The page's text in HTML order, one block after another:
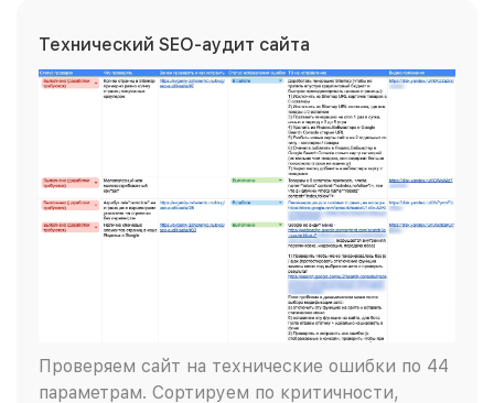
Технический SEO-аудит сайта
Проверяем сайт на технические ошибки по 44
параметрам. Сортируем по критичности,